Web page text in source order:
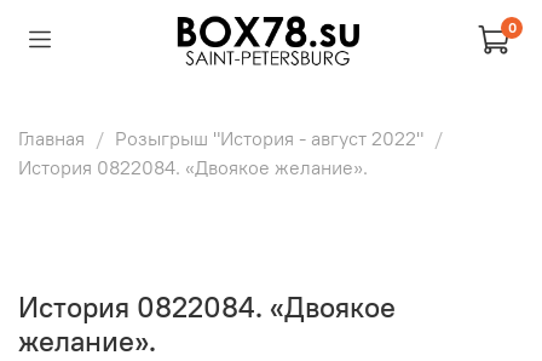
0
Главная
Розыгрыш "История - август 2022"
История 0822084. «Двоякое желание».
История 0822084. «Двоякое
желание».